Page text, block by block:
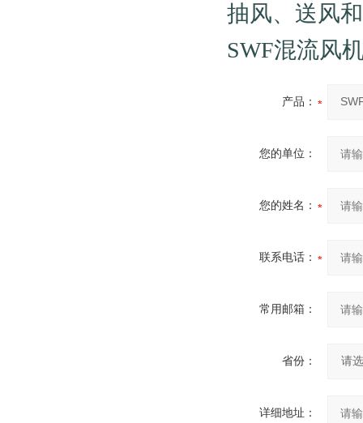
抽风、送风
SWF混流风
产品：
您的单位：
您的姓名：
联系电话：
常用邮箱：
省份：
详细地址：